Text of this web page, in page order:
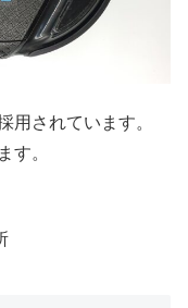
用されています。
す。